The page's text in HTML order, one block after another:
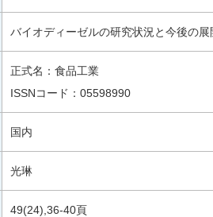
バイオディーゼルの研究状況と今後の
正式名：食品工業
ISSNコード：05598990
国内
光琳
49(24),36-40頁